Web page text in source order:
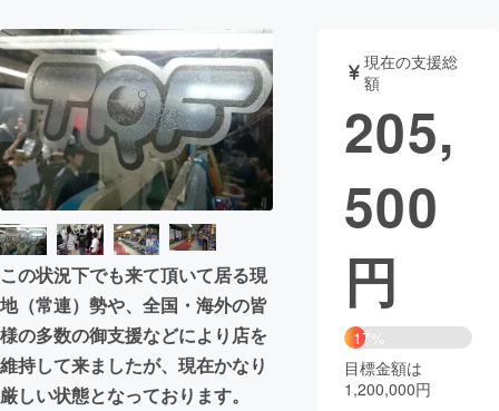
テクノロジー・ガジェット
映像・映画 書籍・雑誌
ビジネス・起業 チャレンジ
まちづくり・地域活性化
CAMPFIRE for Social Good
CAMPFIRE Creation
CAMPFIREふるさと納税machi-ya コミュニティ
この状況下でも来て頂いて居る現
地（常連）勢や、全国・海外の皆
様の多数の御支援などにより店を
維持して来ましたが、現在かなり
厳しい状態となっております。
現在の支援総
額
205,
500
円
17%
目標金額は
1,200,000円